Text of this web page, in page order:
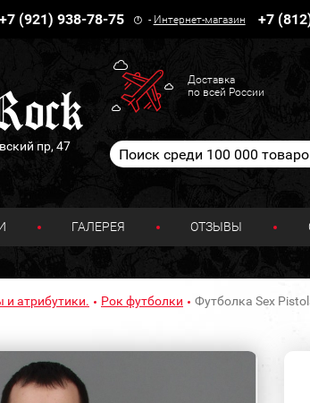
+7 (921) 938-78-75 - Интернет-магазин +7
пр, 47
Доставка
по всей России
ГАЛЕРЕЯ ОТЗЫВЫ
и атрибутики. Рок футболки Футболка Sex